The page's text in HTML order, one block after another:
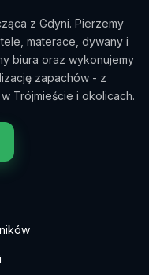
z Gdyni. Pierzemy
materace, dywany i
biura oraz wykonujemy
zapachów - z
Trójmieście i okolicach.